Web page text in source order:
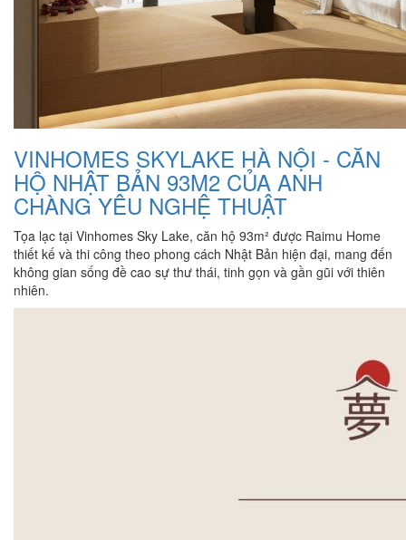
VINHOMES SKYLAKE HÀ NỘI - CĂN
HỘ NHẬT BẢN 93M2 CỦA ANH
CHÀNG YÊU NGHỆ THUẬT
Tọa lạc tại Vinhomes Sky Lake, căn hộ 93m² được Raimu Home
thiết kế và thi công theo phong cách Nhật Bản hiện đại, mang đến
không gian sống đề cao sự thư thái, tinh gọn và gần gũi với thiên
nhiên.